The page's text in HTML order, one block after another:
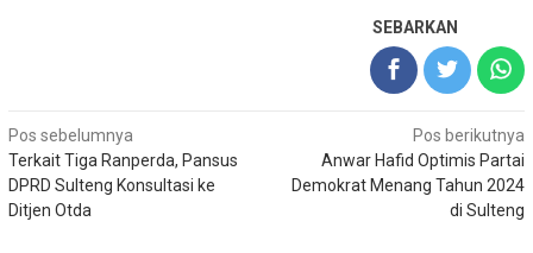
SEBARKAN
Navigasi
pos
Pos sebelumnya
Terkait Tiga Ranperda, Pansus
DPRD Sulteng Konsultasi ke
Ditjen Otda
Pos berikutnya
Anwar Hafid Optimis Partai
Demokrat Menang Tahun 2024
di Sulteng